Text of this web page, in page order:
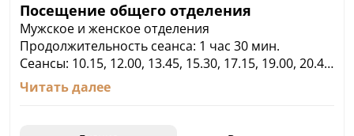
Посещение общего отделения
Мужское и женское отделения
Продолжительность сеанса: 1 час 30 мин.
Сеансы: 10.15, 12.00, 13.45, 15.30, 17.15, 19.00, 20.45.
Стоимость:
Читать далее